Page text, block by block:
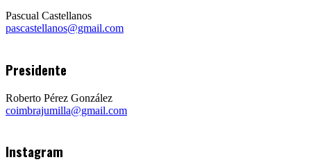
Pascual Castellanos
pascastellanos@gmail.com
Presidente
Roberto Pérez González
coimbrajumilla@gmail.com
Instagram